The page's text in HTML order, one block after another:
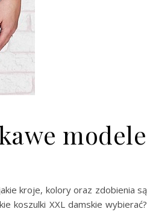
modele
kroje, kolory oraz zdobienia są
koszulki XXL damskie wybierać?